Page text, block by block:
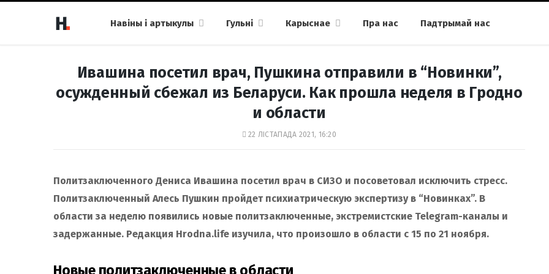
Навіны і артыкулы Гульні Карыснае Пра нас Падтрымай нас
Ивашина посетил врач, Пушкина отправили в “Новинки”,
осужденный сбежал из Беларуси. Как прошла неделя в Гродно
и области
22 ЛІСТАПАДА 2021, 16:20
Политзаключенного Дениса Ивашина посетил врач в СИЗО и посоветовал исключить стресс.
Политзаключенный Алесь Пушкин пройдет психиатрическую экспертизу в “Новинках”. В
области за неделю появились новые политзаключенные, экстремистские Telegram-каналы и
задержанные. Редакция Hrodna.life изучила, что произошло в области с 15 по 21 ноября.
Новые политзаключенные в области